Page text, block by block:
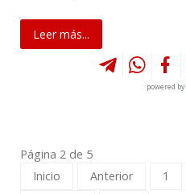
Leer más...
powered by
Página 2 de 5
Inicio
Anterior 1